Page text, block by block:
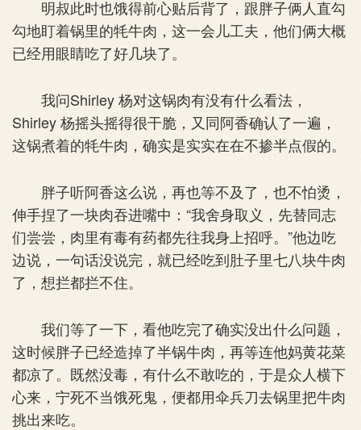
明叔此时也饿得前心贴后背了，跟胖子俩人直勾
勾地盯着锅里的牦牛肉，这一会儿工夫，他们俩大概
已经用眼睛吃了好几块了。
我问Shirley 杨对这锅肉有没有什么看法，
Shirley 杨摇头摇得很干脆，又同阿香确认了一遍，
这锅煮着的牦牛肉，确实是实实在在不掺半点假的。
胖子听阿香这么说，再也等不及了，也不怕烫，
伸手捏了一块肉吞进嘴中：“我舍身取义，先替同志
们尝尝，肉里有毒有药都先往我身上招呼。”他边吃
边说，一句话没说完，就已经吃到肚子里七八块牛肉
了，想拦都拦不住。
我们等了一下，看他吃完了确实没出什么问题，
这时候胖子已经造掉了半锅牛肉，再等连他妈黄花菜
都凉了。既然没毒，有什么不敢吃的，于是众人横下
心来，宁死不当饿死鬼，便都用伞兵刀去锅里把牛肉
挑出来吃。